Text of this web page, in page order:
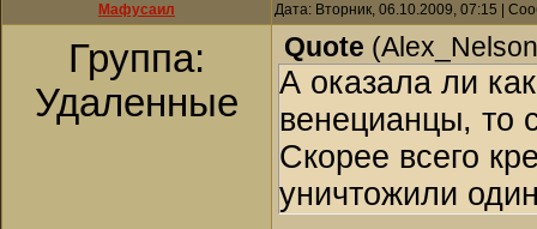
Мафусаил Дата: Вторник, 06.10.2009, 07:15 |
Группа:
Удаленные
Quote (Alex_Nelson
А оказала ли
венецианцы, то
Скорее всего
уничтожили